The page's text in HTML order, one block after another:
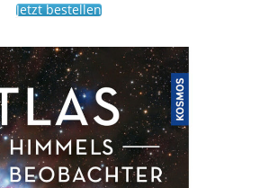
Jetzt bestellen